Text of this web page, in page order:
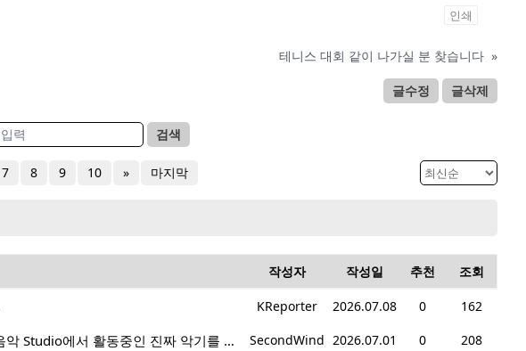
인쇄
테니스 대회 같이 나가실 분 찾습니다 »
글수정 글삭제
검색
7 8 9 10 » 마지막
작성자 작성일 추천 조회
KReporter 2026.07.08 0
162
live performance band회원모집: 현재 매주 수요일 1-6시에 전문 음악 Studio에서 활동중인 진짜 악기를 다루는 밴드입니다. SecondWind 2026.07.01 0
208